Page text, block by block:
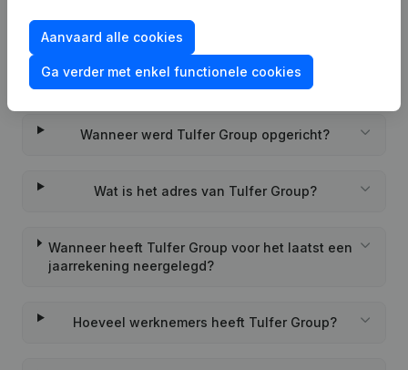
Wat is het btw-nummer van Tulfer Group?
Wat is het PEPPOL ID van Tulfer Group?
Wanneer werd Tulfer Group opgericht?
Wat is het adres van Tulfer Group?
Wanneer heeft Tulfer Group voor het laatst een
jaarrekening neergelegd?
Hoeveel werknemers heeft Tulfer Group?
Aanvaard alle cookies
Ga verder met enkel functionele cookies